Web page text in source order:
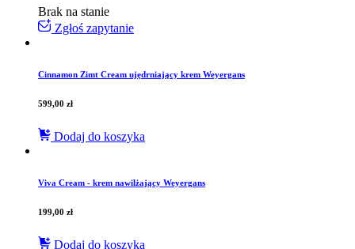
Brak na stanie
Zgłoś zapytanie
Cinnamon Zimt Cream ujędrniający krem Weyergans
599,00 zł
Dodaj do koszyka
Viva Cream - krem nawilżający Weyergans
199,00 zł
Dodaj do koszyka